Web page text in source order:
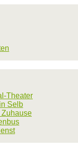
Theater
Selb